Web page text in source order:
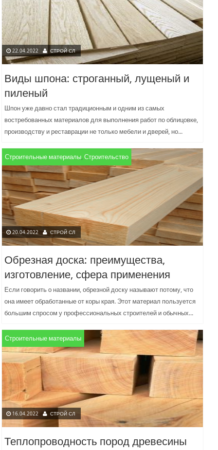
22.04.2022 СТРОЙ СЛ
Виды шпона: строганный, лущеный и
пиленый
Шпон уже давно стал традиционным и одним из самых
востребованных материалов для выполнения работ по облицовке,
производству и реставрации не только мебели и дверей, но...
Строительные материалы,Строительство
20.04.2022 СТРОЙ СЛ
Обрезная доска: преимущества,
изготовление, сфера применения
Если говорить о названии, обрезной доску называют потому, что
она имеет обработанные от коры края. Этот материал пользуется
большим спросом у профессиональных строителей и обычных...
Строительные материалы
16.04.2022 СТРОЙ СЛ
Теплопроводность пород древесины